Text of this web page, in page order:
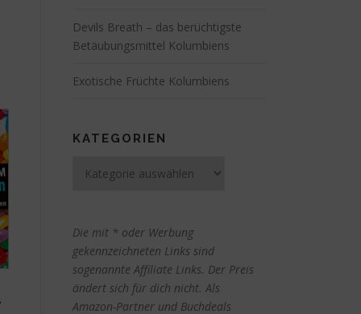
Devils Breath – das berüchtigste
Betäubungsmittel Kolumbiens
Exotische Früchte Kolumbiens
KATEGORIEN
Die mit * oder Werbung
gekennzeichneten Links sind
sogenannte Affiliate Links. Der Preis
ändert sich für dich nicht. Als
Amazon-Partner und Buchdeals